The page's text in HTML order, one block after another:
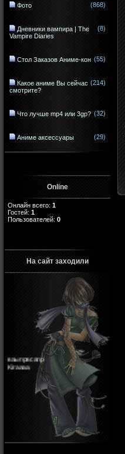
Фото (868)
Дневники вампира | The
Vampire Diaries
(8)
Стол Заказов Аниме-кон (55)
Какое аниме Вы сейчас
смотрите?
(214)
Что лучше mp4 или 3gp? (32)
Аниме аксессуары (29)
Online
Онлайн всего: 1
Гостей: 1
Пользователей: 0
На сайт заходили
ваыпрвсапр
Kiraaaa